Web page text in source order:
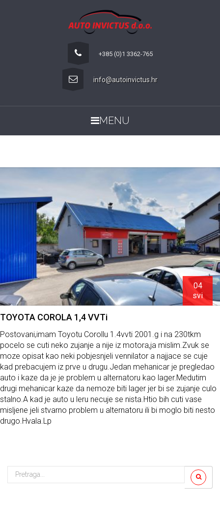
+385 (0)1 3362-765
info@autoinvictus.hr
MENU
04
svi
TOYOTA COROLA 1,4 VVTi
Postovani,imam Toyotu Corollu 1.4vvti 2001.g i na 230tkm
pocelo se cuti neko zujanje a nije iz motora,ja mislim.Zvuk se
moze opisat kao neki pobjesnjeli vennilator a najjace se cuje
kad prebacujem iz prve u drugu.Jedan mehanicar je pregledao
auto i kaze da je je problem u alternatoru kao lager.Medutim
drugi mehanicar kaze da nemoze biti lager jer bi se zujanje culo
stalno.A kad je auto u leru necuje se nista.Htio bih cuti vase
misljene jeli stvarno problem u alternatoru ili bi moglo biti nesto
drugo.Hvala.Lp